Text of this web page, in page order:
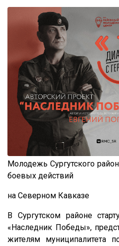
Молодежь Сургутского
боевых действий
на Северном Кавказе
В Сургутском районе
«Наследник Победы»,
жителям муниципалитета